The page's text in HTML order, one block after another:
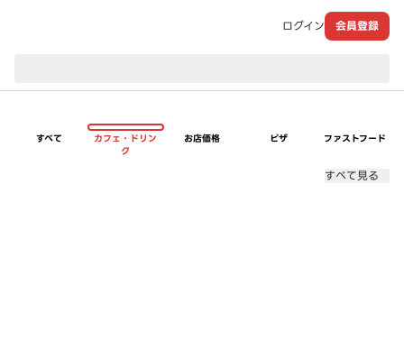
ログイン 会員登録
すべて
カフェ・ドリン
ク
お店価格 ピザ ファストフード
すべて見る